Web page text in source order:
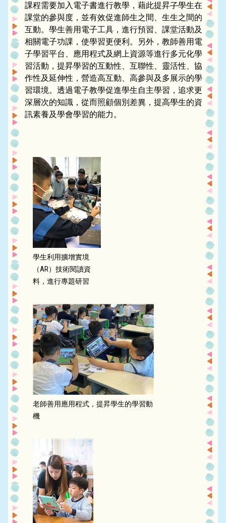
課程需要加入電子書進行教學，藉此提昇了學生在
課堂的參與度，並有效促進師生之間、生生之間的
互動。學生善用電子工具，進行預習、課堂活動及
相關電子功課，使學習更便利。另外，教師善用電
子學習平台、應用程式及網上資源等進行多元化學
習活動，提昇學習的互動性、互聯性、靈活性、協
作性及延伸性，營造高互動、高參與及多展示的學
習環境。透過電子教學促進學生自主學習，追求更
深層次的知識，從而照顧個別差異，提高學生的資
訊素養及學會學習的能力。
學生利用擴增實境
（AR）技術閱讀資
料，進行專題研習
老師善用應用程式，提昇學生的學習動
機